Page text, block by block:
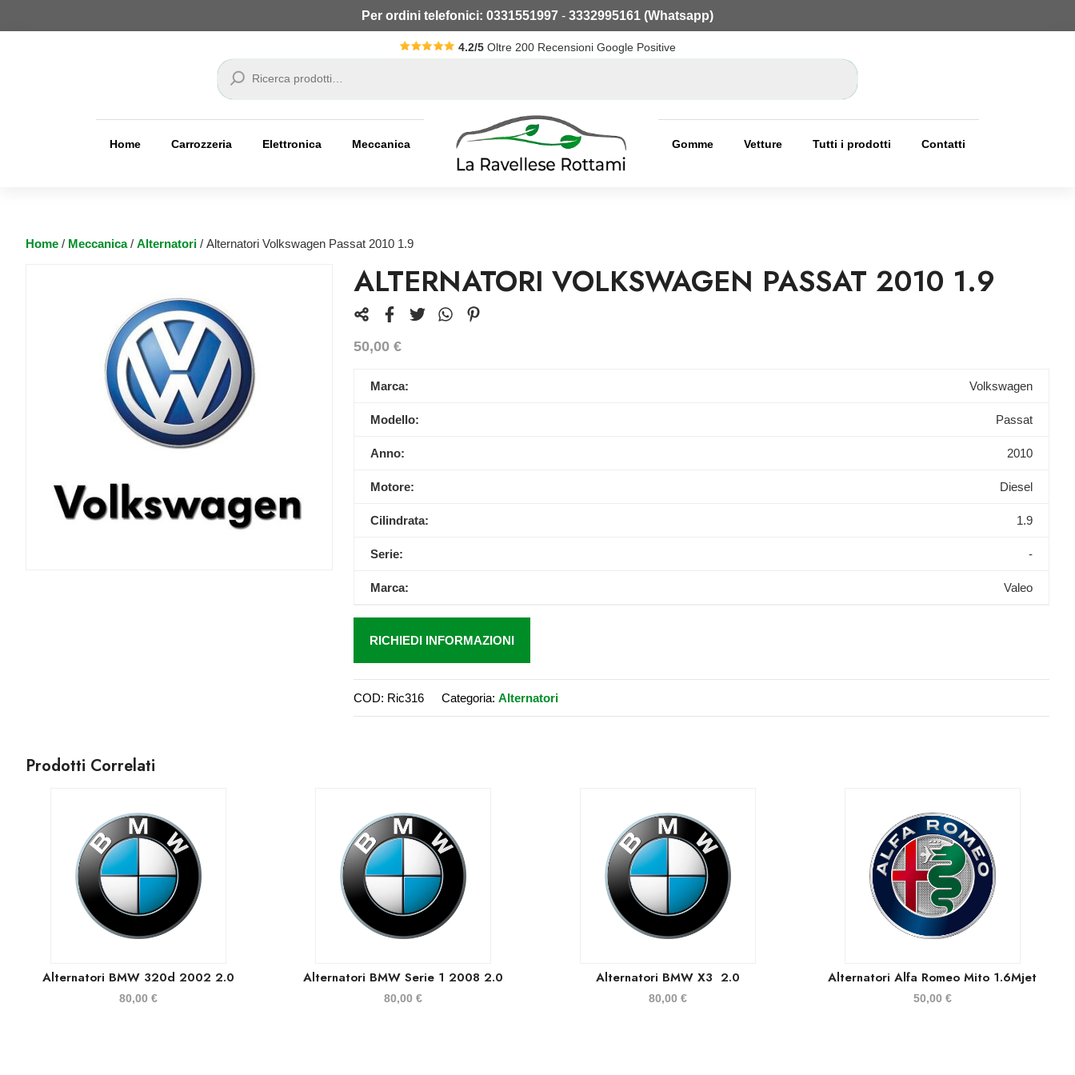
Per ordini telefonici: 0331551997 - 3332995161 (Whatsapp)
4.2/5 Oltre 200 Recensioni Google Positive
Cerca
Home Carrozzeria Elettronica Meccanica Gomme Vetture Tutti i prodotti Contatti
Home / Meccanica/ Alternatori / Alternatori Volkswagen Passat 2010 1.9
ALTERNATORI VOLKSWAGEN PASSAT 2010 1.9
50,00 €
Marca: Volkswagen
Modello: Passat
Anno: 2010
Motore: Diesel
Cilindrata: 1.9
Serie: -
Marca: Valeo
RICHIEDI INFORMAZIONI
COD: Ric316 Categoria: Alternatori
Prodotti Correlati
Alternatori BMW 320d 2002 2.0
80,00€
Alternatori BMW Serie 1 2008 2.0
80,00 €
Alternatori BMW X3 2.0
80,00 €
Alternatori Alfa Romeo Mito 1.6Mjet
50,00 €